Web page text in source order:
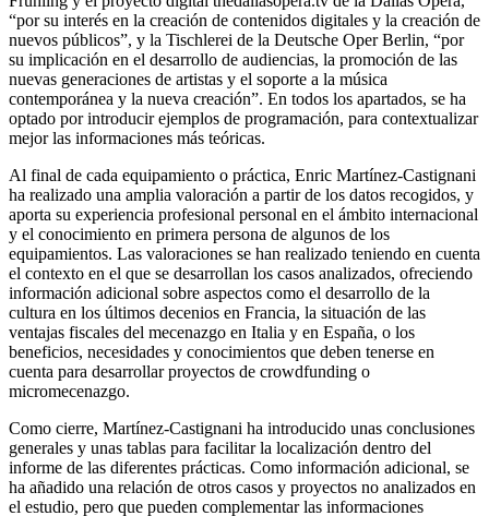
“por su interés en la creación de contenidos digitales y la creación de
nuevos públicos”, y la Tischlerei de la Deutsche Oper Berlin, “por
su implicación en el desarrollo de audiencias, la promoción de las
nuevas generaciones de artistas y el soporte a la música
contemporánea y la nueva creación”. En todos los apartados, se ha
optado por introducir ejemplos de programación, para contextualizar
mejor las informaciones más teóricas.
Al final de cada equipamiento o práctica, Enric Martínez-Castignani
ha realizado una amplia valoración a partir de los datos recogidos, y
aporta su experiencia profesional personal en el ámbito internacional
y el conocimiento en primera persona de algunos de los
equipamientos. Las valoraciones se han realizado teniendo en cuenta
el contexto en el que se desarrollan los casos analizados, ofreciendo
información adicional sobre aspectos como el desarrollo de la
cultura en los últimos decenios en Francia, la situación de las
ventajas fiscales del mecenazgo en Italia y en España, o los
beneficios, necesidades y conocimientos que deben tenerse en
cuenta para desarrollar proyectos de crowdfunding o
micromecenazgo.
Como cierre, Martínez-Castignani ha introducido unas conclusiones
generales y unas tablas para facilitar la localización dentro del
informe de las diferentes prácticas. Como información adicional, se
ha añadido una relación de otros casos y proyectos no analizados en
el estudio, pero que pueden complementar las informaciones